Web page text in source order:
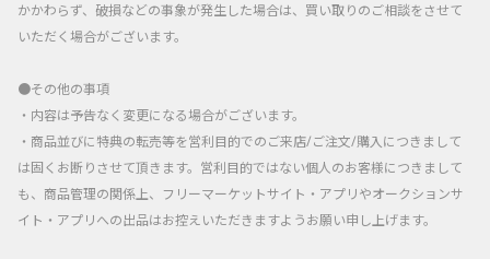
かかわらず、破損などの事象が発生した場合は、買い取りのご相談をさせて
いただく場合がございます。
●その他の事項
・内容は予告なく変更になる場合がございます。
・商品並びに特典の転売等を営利目的でのご来店/ご注文/購入につきまして
は固くお断りさせて頂きます。営利目的ではない個人のお客様につきまして
も、商品管理の関係上、フリーマーケットサイト・アプリやオークションサ
イト・アプリへの出品はお控えいただきますようお願い申し上げます。